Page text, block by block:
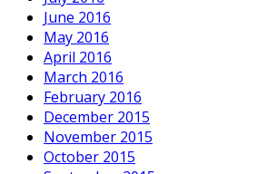
June 2016
May 2016
April 2016
March 2016
February 2016
December 2015
November 2015
October 2015